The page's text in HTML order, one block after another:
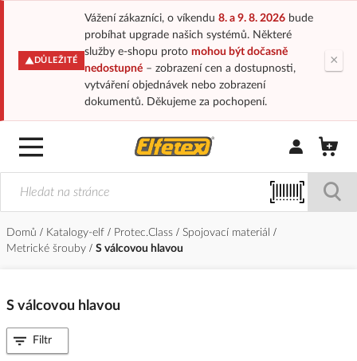
DŮLEŽITÉ
Vážení zákazníci, o víkendu 8. a 9. 8. 2026bude
probíhat upgrade našich systémů. Některé
služby e-shopu proto mohou být dočasně
nedostupné– zobrazení cen a dostupnosti,
vytváření objednávek nebo zobrazení
dokumentů. Děkujeme za pochopení.
×
Přihlásit/
Domů Katalogy-elf Protec.Class
Spojovací materiál
Metrické šrouby
S válcovou hlavou
S válcovou hlavou
Filtr